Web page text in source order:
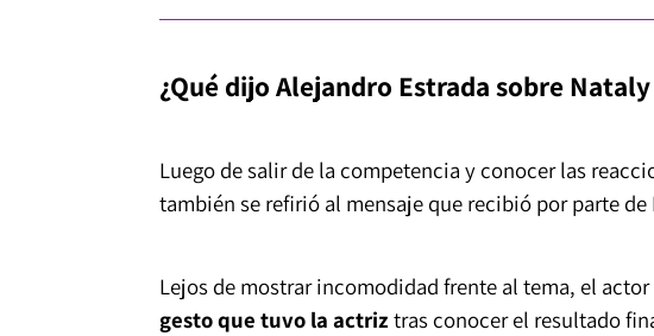
¿Qué dijo Alejandro Estrada sobre
Luego de salir de la competencia y conocer las
también se refirió al mensaje que recibió por parte de
Lejos de mostrar incomodidad frente al tema, el
gesto que tuvo la actriz tras conocer el resultado